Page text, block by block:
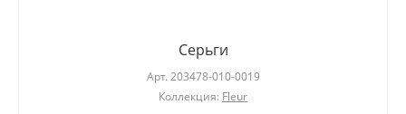
Серьги
Арт. 203478-010-0019
Коллекция: Fleur